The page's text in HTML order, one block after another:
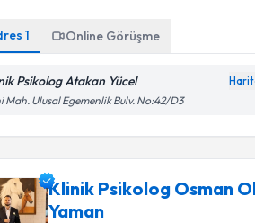
1 Online Görüşme
Psikolog Atakan Yücel
Mah. Ulusal Egemenlik Bulv. No:42/D3
Klinik Psikolog Osman
Yaman